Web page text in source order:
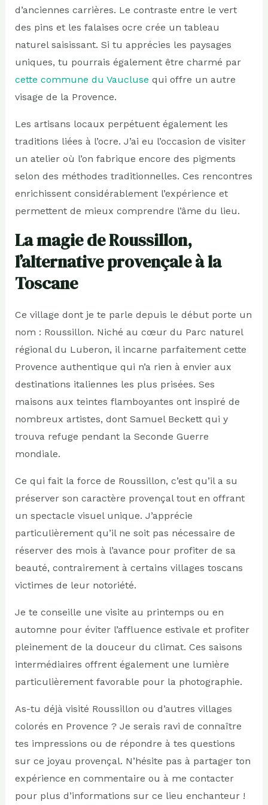
d’anciennes carrières. Le contraste entre le vert
des pins et les falaises ocre crée un tableau
naturel saisissant. Si tu apprécies les paysages
uniques, tu pourrais également être charmé par
cette commune du Vaucluse qui offre un autre
visage de la Provence.
Les artisans locaux perpétuent également les
traditions liées à l’ocre. J’ai eu l’occasion de visiter
un atelier où l’on fabrique encore des pigments
selon des méthodes traditionnelles. Ces rencontres
enrichissent considérablement l’expérience et
permettent de mieux comprendre l’âme du lieu.
La magie de Roussillon,
l’alternative provençale à la
Toscane
Ce village dont je te parle depuis le début porte un
nom : Roussillon. Niché au cœur du Parc naturel
régional du Luberon, il incarne parfaitement cette
Provence authentique qui n’a rien à envier aux
destinations italiennes les plus prisées. Ses
maisons aux teintes flamboyantes ont inspiré de
nombreux artistes, dont Samuel Beckett qui y
trouva refuge pendant la Seconde Guerre
mondiale.
Ce qui fait la force de Roussillon, c’est qu’il a su
préserver son caractère provençal tout en offrant
un spectacle visuel unique. J’apprécie
particulièrement qu’il ne soit pas nécessaire de
réserver des mois à l’avance pour profiter de sa
beauté, contrairement à certains villages toscans
victimes de leur notoriété.
Je te conseille une visite au printemps ou en
automne pour éviter l’affluence estivale et profiter
pleinement de la douceur du climat. Ces saisons
intermédiaires offrent également une lumière
particulièrement favorable pour la photographie.
As-tu déjà visité Roussillon ou d’autres villages
colorés en Provence ? Je serais ravi de connaître
tes impressions ou de répondre à tes questions
sur ce joyau provençal. N’hésite pas à partager ton
expérience en commentaire ou à me contacter
pour plus d’informations sur ce lieu enchanteur !